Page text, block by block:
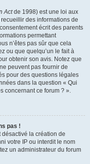
Actde 1998) est une loi aux
des informations de
écrit des parents
permettant
n’êtes pas sûr que cela
ou que quelqu’un le fait à
obtenir son avis. Notez que
peuvent pas fournir de
pour des questions légales
dans la question « Qui
concernant ce forum ? ».
pas !
désactivé la création de
votre IP ou interdit le nom
un administrateur du forum